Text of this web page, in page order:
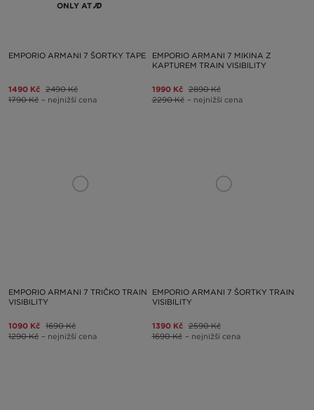
ONLY AT
EMPORIO ARMANI 7 ŠORTKY TAPE
1490 Kč 2490 Kč
1790 Kč – nejnižší cena
EMPORIO ARMANI 7 MIKINA Z
KAPTUREM TRAIN VISIBILITY
1990 Kč 2890 Kč
2290 Kč – nejnižší cena
EMPORIO ARMANI 7 TRIČKO TRAIN
VISIBILITY
1090 Kč 1690 Kč
1290 Kč – nejnižší cena
EMPORIO ARMANI 7 ŠORTKY TRAIN
VISIBILITY
1390 Kč 2590 Kč
1690 Kč – nejnižší cena